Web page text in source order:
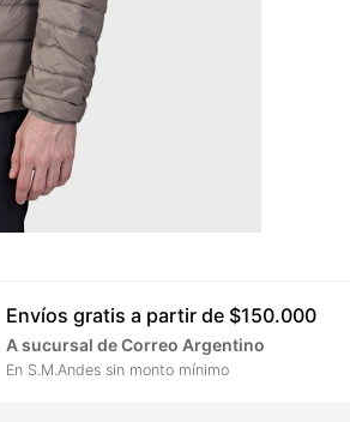
Envíos gratis a partir de $150.000
A sucursal de Correo Argentino
En S.M.Andes sin monto mínimo